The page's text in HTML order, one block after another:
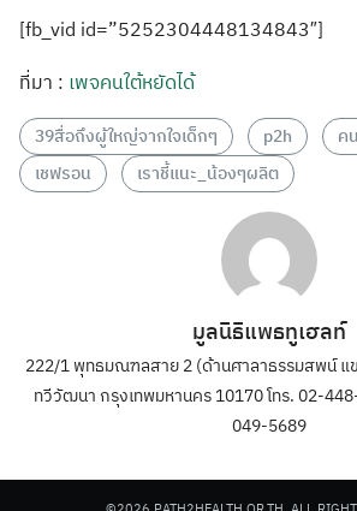
[fb_vid id=”5252304448134843″]
ที่มา : เพจคนใต้หยัดได้
39สื่อถึงผู้ใหญ่จากใจเด็กๆ p2h
ค
เชฟรอน
เราชี้แนะ_น้องๆผลิต
มูลนิธิแพธทูเฮลท์
222/1 พุทธมณฑลสาย 2 (ด้านศาลาธรรมสพน์ แ
ทวีวัฒนา กรุงเทพมหานคร 10170 โทร. 02-
049-5689